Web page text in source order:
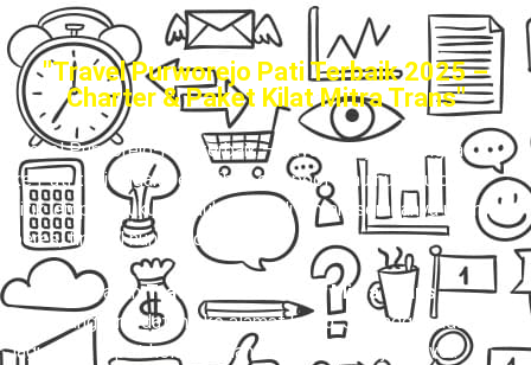
"Travel Purworejo Pati Terbaik 2025 –
Charter & Paket Kilat Mitra Trans"
Travel Purworejo-Pati terbaik– Bayangin aja, berangkat
ke Pati tapi nggak perlu ribet cari pool atau nunggu di
titik jemput. Cukup duduk manis di rumah, semuanya udah
beres, tinggal nunggu dijemput.
Dengan layananTravel Door to Door Mitra Trans,
driver langsung datang ke alamat kamu. Jadi nggak ada
lagi cerita repot keluar rumah cuma buat ngejar travel.